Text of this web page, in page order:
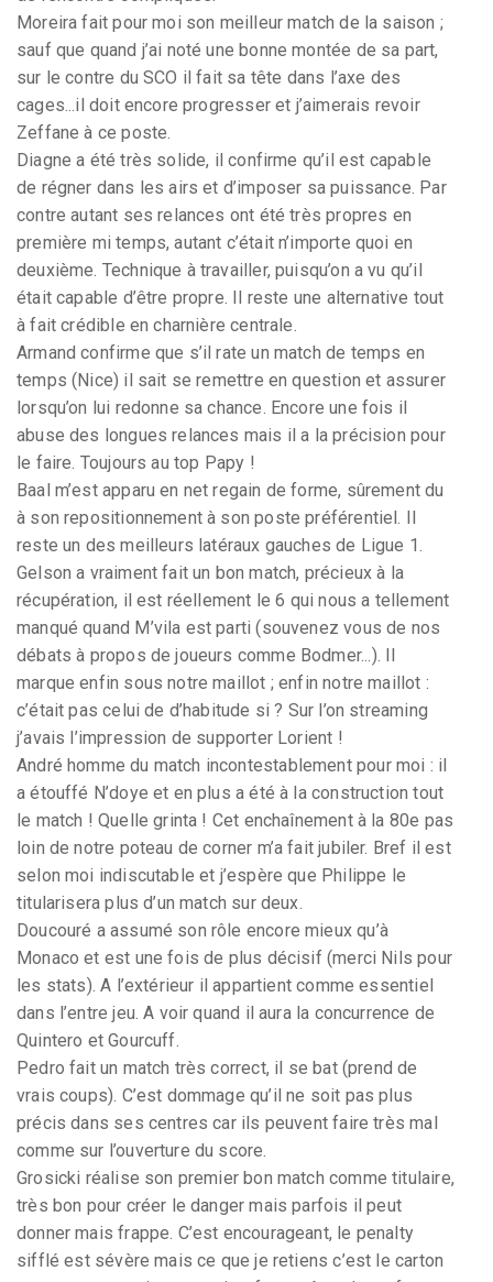
Moreira fait pour moi son meilleur match de la saison ;
sauf que quand j’ai noté une bonne montée de sa part,
sur le contre du SCO il fait sa tête dans l’axe des
cages...il doit encore progresser et j’aimerais revoir
Zeffane à ce poste.
Diagne a été très solide, il confirme qu’il est capable
de régner dans les airs et d’imposer sa puissance. Par
contre autant ses relances ont été très propres en
première mi temps, autant c’était n’importe quoi en
deuxième. Technique à travailler, puisqu’on a vu qu’il
était capable d’être propre. Il reste une alternative tout
à fait crédible en charnière centrale.
Armand confirme que s’il rate un match de temps en
temps (Nice) il sait se remettre en question et assurer
lorsqu’on lui redonne sa chance. Encore une fois il
abuse des longues relances mais il a la précision pour
le faire. Toujours au top Papy !
Baal m’est apparu en net regain de forme, sûrement du
à son repositionnement à son poste préférentiel. Il
reste un des meilleurs latéraux gauches de Ligue 1.
Gelson a vraiment fait un bon match, précieux à la
récupération, il est réellement le 6 qui nous a tellement
manqué quand M’vila est parti (souvenez vous de nos
débats à propos de joueurs comme Bodmer...). Il
marque enfin sous notre maillot ; enfin notre maillot :
c’était pas celui de d’habitude si ? Sur l’on streaming
j’avais l’impression de supporter Lorient !
André homme du match incontestablement pour moi : il
a étouffé N’doye et en plus a été à la construction tout
le match ! Quelle grinta ! Cet enchaînement à la 80e pas
loin de notre poteau de corner m’a fait jubiler. Bref il est
selon moi indiscutable et j’espère que Philippe le
titularisera plus d’un match sur deux.
Doucouré a assumé son rôle encore mieux qu’à
Monaco et est une fois de plus décisif (merci Nils pour
les stats). A l’extérieur il appartient comme essentiel
dans l’entre jeu. A voir quand il aura la concurrence de
Quintero et Gourcuff.
Pedro fait un match très correct, il se bat (prend de
vrais coups). C’est dommage qu’il ne soit pas plus
précis dans ses centres car ils peuvent faire très mal
comme sur l’ouverture du score.
Grosicki réalise son premier bon match comme titulaire,
très bon pour créer le danger mais parfois il peut
donner mais frappe. C’est encourageant, le penalty
sifflé est sévère mais ce que je retiens c’est le carton